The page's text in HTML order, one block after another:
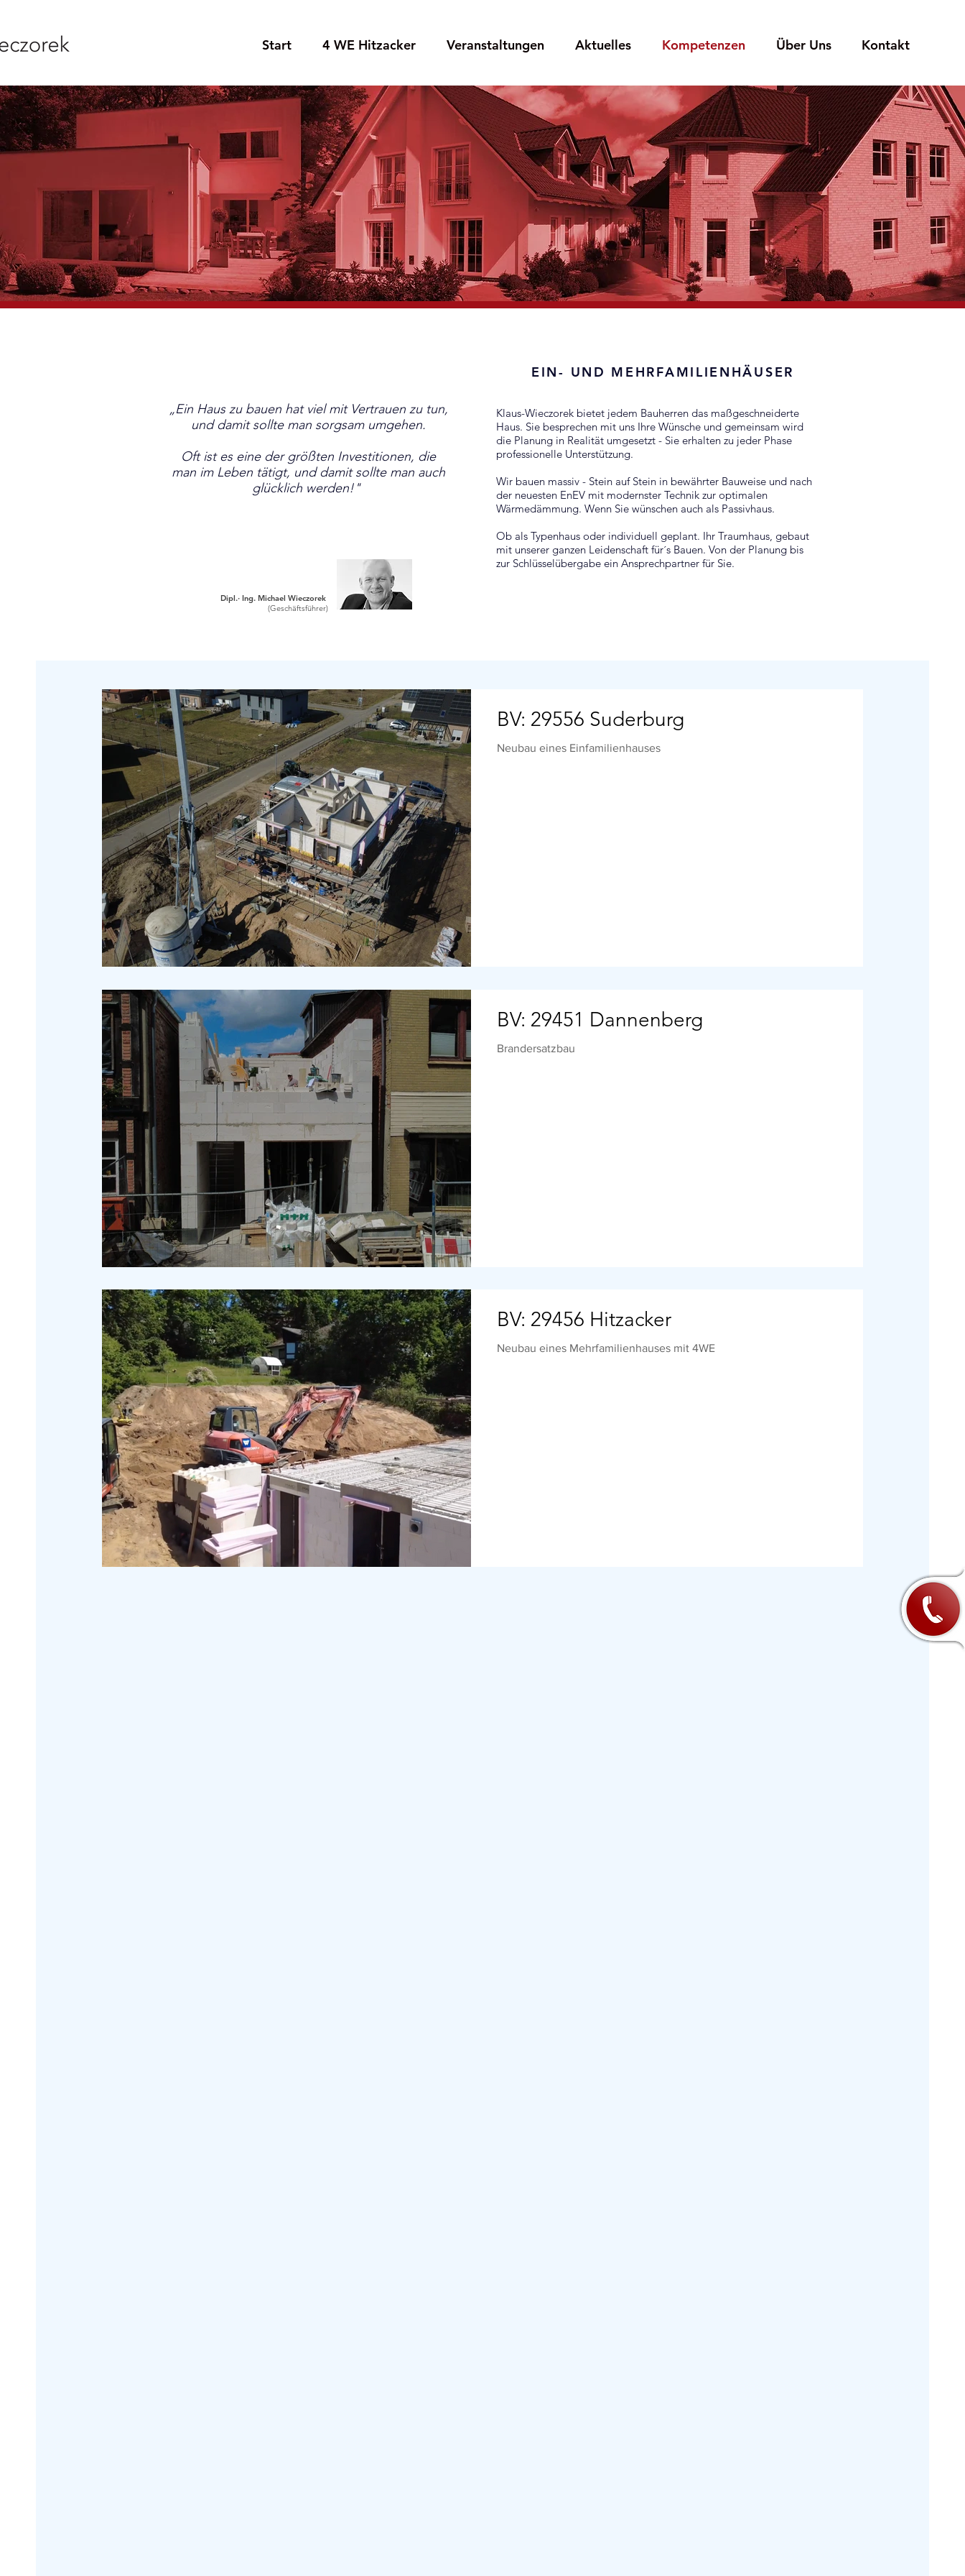
Start 4 WE Hitzacker Veranstaltungen Aktuelles Kompetenzen Über Uns Kontakt
EIN- UND MEHRFAMILIENHÄUSER
„Ein Haus zu bauen hat viel mit Vertrauen zu tun,
und damit sollte man sorgsam umgehen.
Oft ist es eine der größten Investitionen, die
man im Leben tätigt, und damit sollte man auch
glücklich werden!"
Dipl.· Ing. Michael Wieczorek
(Geschäftsführer)
Klaus-Wieczorek bietet jedem Bauherren das maßgeschneiderte
Haus. Sie besprechen mit uns Ihre Wünsche und gemeinsam wird
die Planung in Realität umgesetzt - Sie erhalten zu jeder Phase
professionelle Unterstützung.
Wir bauen massiv - Stein auf Stein in bewährter Bauweise und nach
der neuesten EnEV mit modernster Technik zur optimalen
Wärmedämmung. Wenn Sie wünschen auch als Passivhaus.
Ob als Typenhaus oder individuell geplant. Ihr Traumhaus, gebaut
mit unserer ganzen Leidenschaft für´s Bauen. Von der Planung bis
zur Schlüsselübergabe ein Ansprechpartner für Sie.
BV: 29556 Suderburg
Neubau eines Einfamilienhauses
BV: 29451 Dannenberg
Brandersatzbau
BV: 29456 Hitzacker
Neubau eines Mehrfamilienhauses mit 4WE